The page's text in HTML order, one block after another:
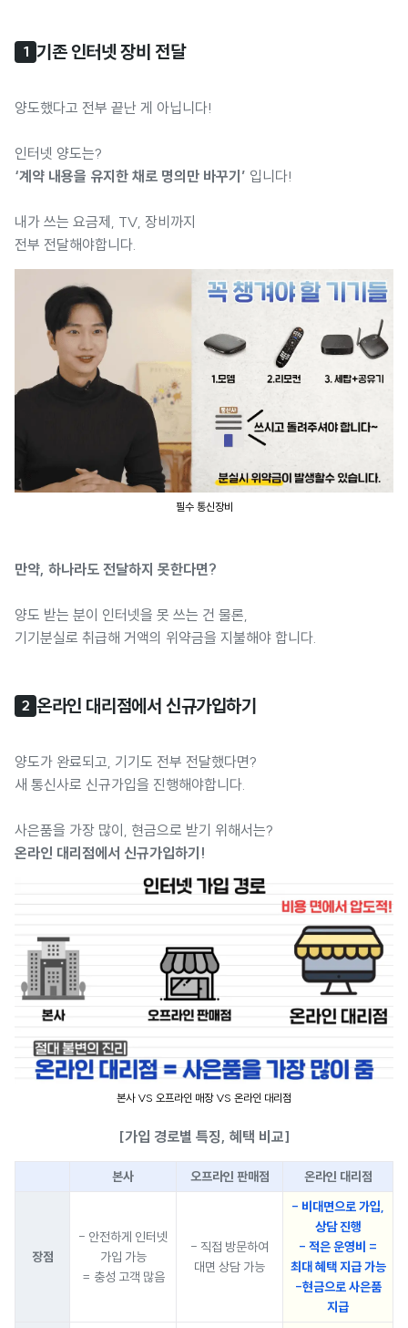
1 기존 인터넷 장비 전달
양도했다고 전부 끝난 게 아닙니다!
인터넷 양도는?
‘계약 내용을 유지한 채로 명의만 바꾸기’ 입니다!
내가 쓰는 요금제, TV, 장비까지
전부 전달해야합니다.
필수 통신장비
만약, 하나라도 전달하지 못한다면?
양도 받는 분이 인터넷을 못 쓰는 건 물론,
기기분실로 취급해 거액의 위약금을 지불해야 합니다.
2 온라인 대리점에서 신규가입하기
양도가 완료되고, 기기도 전부 전달했다면?
새 통신사로 신규가입을 진행해야합니다.
사은품을 가장 많이, 현금으로 받기 위해서는?
온라인 대리점에서 신규가입하기!
본사 VS 오프라인 매장 VS 온라인 대리점
[가입 경로별 특징, 혜택 비교]
본사 오프라인 판매점 온라인 대리점
장점
- 안전하게 인터넷
가입 가능
= 충성 고객 많음
- 직접 방문하여
대면 상담 가능
- 비대면으로 가입,
상담 진행
- 적은 운영비 =
최대 혜택 지급 가능
-현금으로 사은품
지급